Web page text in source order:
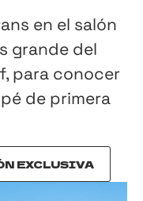
en el salón
grande del
para conocer
de primera
EXCLUSIVA